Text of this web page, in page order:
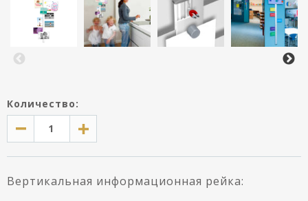
Количество:
Вертикальная информационная рейка: